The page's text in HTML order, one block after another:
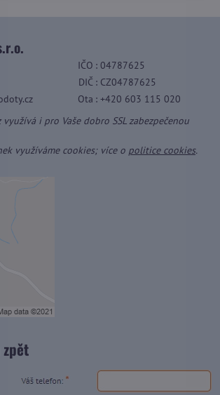
IČO : 04787625
DIČ : CZ04787625
Ota : +420 603 115 020
využívá i pro Vaše dobro SSL zabezpečenou
využíváme cookies; více o politice cookies.
zpět